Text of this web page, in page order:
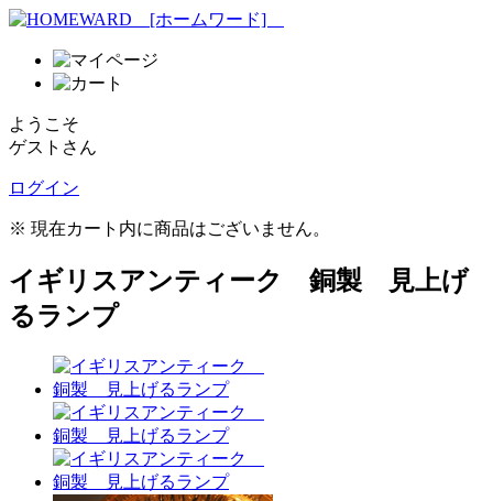
ようこそ
ゲストさん
ログイン
※ 現在カート内に商品はございません。
イギリスアンティーク 銅製 見上げ
るランプ